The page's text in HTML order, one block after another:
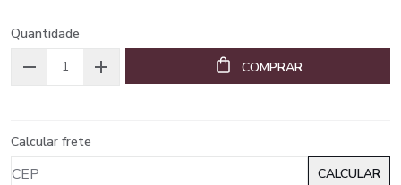
Quantidade
COMPRAR
Calcular frete